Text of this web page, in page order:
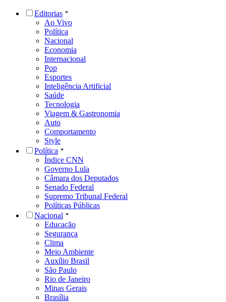
Editorias
Ao Vivo
Política
Nacional
Economia
Internacional
Pop
Esportes
Inteligência Artificial
Saúde
Tecnologia
Viagem & Gastronomia
Auto
Comportamento
Style
Política
Índice CNN
Governo Lula
Câmara dos Deputados
Senado Federal
Supremo Tribunal Federal
Políticas Públicas
Nacional
Educação
Segurança
Clima
Meio Ambiente
Auxílio Brasil
São Paulo
Rio de Janeiro
Minas Gerais
Brasília